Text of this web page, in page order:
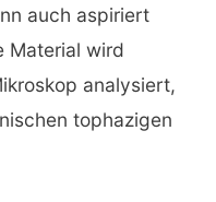
auch aspiriert
Material wird
analysiert,
tophazigen